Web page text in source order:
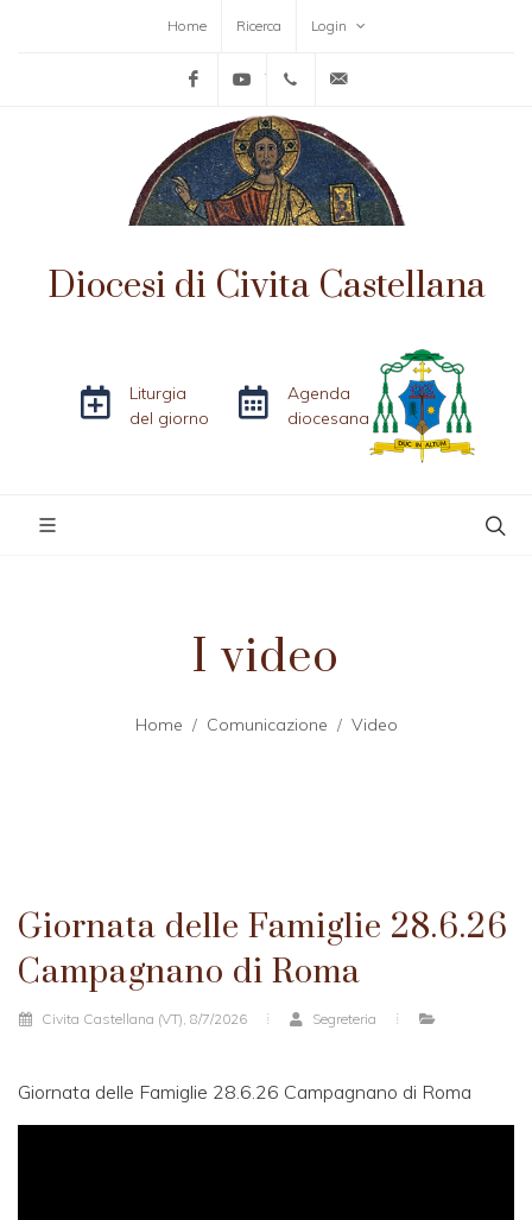
Home Ricerca Login
FacebookYouTube+39-0761-515152
Diocesi di Civita Castellana
Liturgia
del giorno
Agenda
diocesana
I video
Home Comunicazione Video
Giornata delle Famiglie 28.6.26
Campagnano di Roma
Civita Castellana (VT), 8/7/2026 Segreteria
Giornata delle Famiglie 28.6.26 Campagnano di Roma